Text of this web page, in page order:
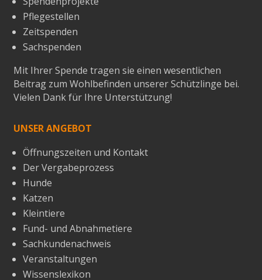
Pflegestellen
Zeitspenden
Sachspenden
Mit Ihrer Spende tragen sie einen wesentlichen
Beitrag zum Wohlbefinden unserer Schützlinge bei.
Vielen Dank für Ihre Unterstützung!
UNSER ANGEBOT
Öffnungszeiten und Kontakt
Der Vergabeprozess
Hunde
Katzen
Kleintiere
Fund- und Abnahmetiere
Sachkundenachweis
Veranstaltungen
Wissenslexikon